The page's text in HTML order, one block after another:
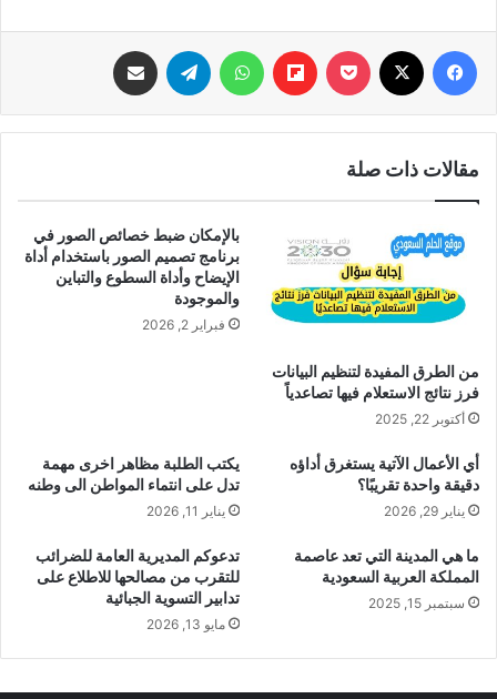
فيسبوك ‫Pocket
Flipboard واتساب تيلقرام
مقالات ذات صلة
من الطرق المفيدة لتنظيم البيانات
فرز نتائج الاستعلام فيها تصاعدياً
أكتوبر 22, 2025
بالإمكان ضبط خصائص الصور في
برنامج تصميم الصور باستخدام أداة
الإيضاح وأداة السطوع والتباين
والموجودة
فبراير 2, 2026
أي الأعمال الآتية يستغرق أداؤه
دقيقة واحدة تقريبًا؟
يناير 29, 2026
يكتب الطلبة مظاهر اخرى مهمة
تدل على انتماء المواطن الى وطنه
يناير 11, 2026
ما هي المدينة التي تعد عاصمة
المملكة العربية السعودية
سبتمبر 15, 2025
تدعوكم المديرية العامة للضرائب
للتقرب من مصالحها للاطلاع على
تدابير التسوية الجبائية
مايو 13, 2026